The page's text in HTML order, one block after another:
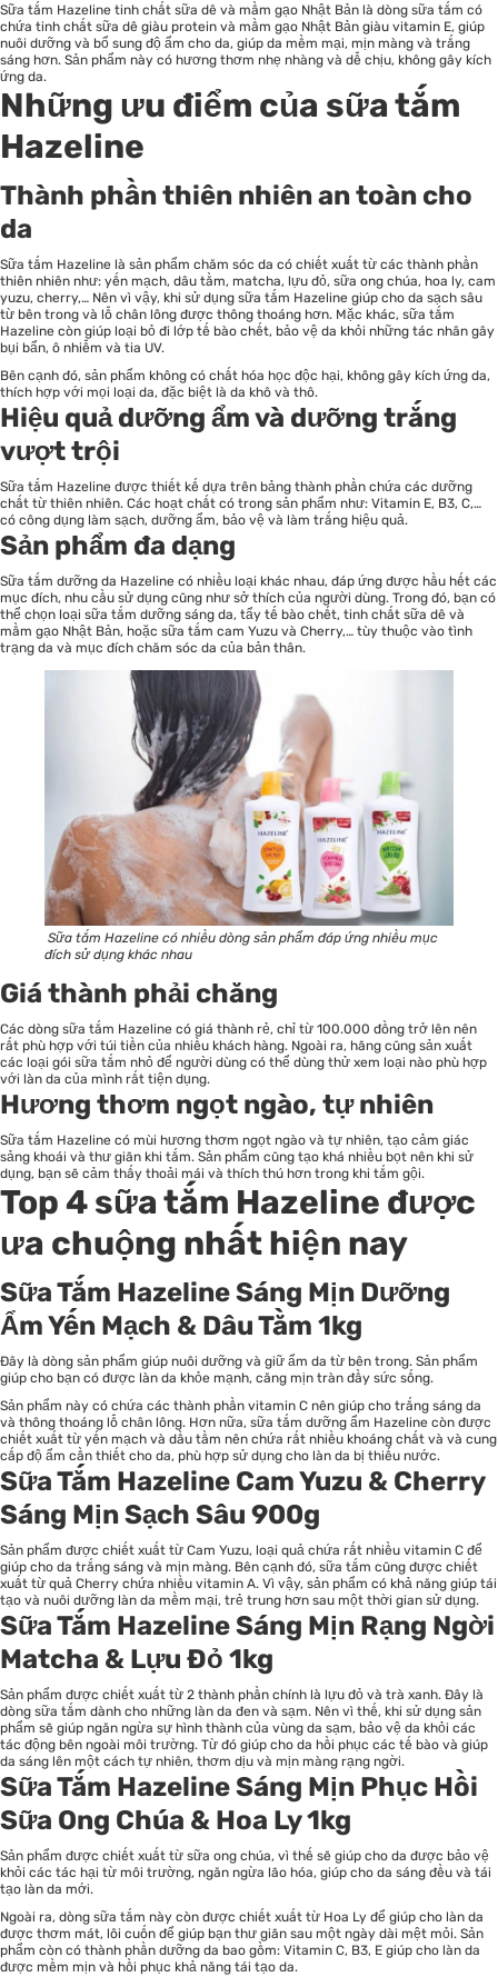
Sữa tắm Hazeline tinh chất sữa dê và mầm gạo Nhật Bản là dòng sữa tắm có
chứa tinh chất sữa dê giàu protein và mầm gạo Nhật Bản giàu vitamin E, giúp
nuôi dưỡng và bổ sung độ ẩm cho da, giúp da mềm mại, mịn màng và trắng
sáng hơn. Sản phẩm này có hương thơm nhẹ nhàng và dễ chịu, không gây kích
ứng da.
Những ưu điểm của sữa tắm
Hazeline
Thành phần thiên nhiên an toàn cho
da
Sữa tắm Hazeline là sản phẩm chăm sóc da có chiết xuất từ các thành phần
thiên nhiên như: yến mạch, dâu tằm, matcha, lựu đỏ, sữa ong chúa, hoa ly, cam
yuzu, cherry,… Nên vì vậy, khi sử dụng sữa tắm Hazeline giúp cho da sạch sâu
từ bên trong và lỗ chân lông được thông thoáng hơn. Mặc khác, sữa tắm
Hazeline còn giúp loại bỏ đi lớp tế bào chết, bảo vệ da khỏi những tác nhân gây
bụi bẩn, ô nhiễm và tia UV.
Bên cạnh đó, sản phẩm không có chất hóa học độc hại, không gây kích ứng da,
thích hợp với mọi loại da, đặc biệt là da khô và thô.
Hiệu quả dưỡng ẩm và dưỡng trắng
vượt trội
Sữa tắm Hazeline được thiết kế dựa trên bảng thành phần chứa các dưỡng
chất từ thiên nhiên. Các hoạt chất có trong sản phẩm như: Vitamin E, B3, C,…
có công dụng làm sạch, dưỡng ẩm, bảo vệ và làm trắng hiệu quả.
Sản phẩm đa dạng
Sữa tắm dưỡng da Hazeline có nhiều loại khác nhau, đáp ứng được hầu hết các
mục đích, nhu cầu sử dụng cũng như sở thích của người dùng. Trong đó, bạn có
thể chọn loại sữa tắm dưỡng sáng da, tẩy tế bào chết, tinh chất sữa dê và
mầm gạo Nhật Bản, hoặc sữa tắm cam Yuzu và Cherry,… tùy thuộc vào tình
trạng da và mục đích chăm sóc da của bản thân.
Sữa tắm Hazeline có nhiều dòng sản phẩm đáp ứng nhiều mục
đích sử dụng khác nhau
Giá thành phải chăng
Các dòng sữa tắm Hazeline có giá thành rẻ, chỉ từ 100.000 đồng trở lên nên
rất phù hợp với túi tiền của nhiều khách hàng. Ngoài ra, hãng cũng sản xuất
các loại gói sữa tắm nhỏ để người dùng có thể dùng thử xem loại nào phù hợp
với làn da của mình rất tiện dụng.
Hương thơm ngọt ngào, tự nhiên
Sữa tắm Hazeline có mùi hương thơm ngọt ngào và tự nhiên, tạo cảm giác
sảng khoái và thư giãn khi tắm. Sản phẩm cũng tạo khá nhiều bọt nên khi sử
dụng, bạn sẽ cảm thấy thoải mái và thích thú hơn trong khi tắm gội.
Top 4 sữa tắm Hazeline được
ưa chuộng nhất hiện nay
Sữa Tắm Hazeline Sáng Mịn Dưỡng
Ẩm Yến Mạch & Dâu Tằm 1kg
Đây là dòng sản phẩm giúp nuôi dưỡng và giữ ẩm da từ bên trong. Sản phẩm
giúp cho bạn có được làn da khỏe mạnh, căng mịn tràn đầy sức sống.
Sản phẩm này có chứa các thành phần vitamin C nên giúp cho trắng sáng da
và thông thoáng lỗ chân lông. Hơn nữa, sữa tắm dưỡng ẩm Hazeline còn được
chiết xuất từ yến mạch và dầu tầm nên chứa rất nhiều khoáng chất và và cung
cấp độ ẩm cần thiết cho da, phù hợp sử dụng cho làn da bị thiếu nước.
Sữa Tắm Hazeline Cam Yuzu & Cherry
Sáng Mịn Sạch Sâu 900g
Sản phẩm được chiết xuất từ Cam Yuzu, loại quả chứa rất nhiều vitamin C để
giúp cho da trắng sáng và mịn màng. Bên cạnh đó, sữa tắm cũng được chiết
xuất từ quả Cherry chứa nhiều vitamin A. Vì vậy, sản phẩm có khả năng giúp tái
tạo và nuôi dưỡng làn da mềm mại, trẻ trung hơn sau một thời gian sử dụng.
Sữa Tắm Hazeline Sáng Mịn Rạng Ngời
Matcha & Lựu Đỏ 1kg
Sản phẩm được chiết xuất từ 2 thành phần chính là lựu đỏ và trà xanh. Đây là
dòng sữa tắm dành cho những làn da đen và sạm. Nên vì thế, khi sử dụng sản
phẩm sẽ giúp ngăn ngừa sự hình thành của vùng da sạm, bảo vệ da khỏi các
tác động bên ngoài môi trường. Từ đó giúp cho da hồi phục các tế bào và giúp
da sáng lên một cách tự nhiên, thơm dịu và mịn màng rạng ngời.
Sữa Tắm Hazeline Sáng Mịn Phục Hồi
Sữa Ong Chúa & Hoa Ly 1kg
Sản phẩm được chiết xuất từ sữa ong chúa, vì thế sẽ giúp cho da được bảo vệ
khỏi các tác hại từ môi trường, ngăn ngừa lão hóa, giúp cho da sáng đều và tái
tạo làn da mới.
Ngoài ra, dòng sữa tắm này còn được chiết xuất từ Hoa Ly để giúp cho làn da
được thơm mát, lôi cuốn để giúp bạn thư giãn sau một ngày dài mệt mỏi. Sản
phẩm còn có thành phần dưỡng da bao gồm: Vitamin C, B3, E giúp cho làn da
được mềm mịn và hồi phục khả năng tái tạo da.